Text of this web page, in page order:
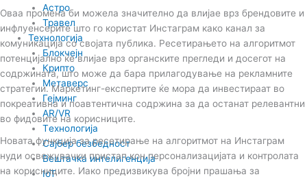
Астро
Травел
Технологија
Блокчејн
Крипто
Метаверс
Гејминг
AR/VR
Tехнологија
Сајбер безбедност
Вештачка интелигенција
IoT
Оваа промена би можела значително да влијае врз брендовите и
инфлуенсерите што го користат Инстаграм како канал за
комуникација со својата публика. Ресетирањето на алгоритмот
потенцијално ќе влијае врз органските прегледи и досегот на
содржината, што може да бара прилагодување на рекламните
стратегии. Маркетинг-експертите ќе мора да инвестираат во
покреативна и поавтентична содржина за да останат релевантни
во фидовите на корисниците.
Новата функција за ресетирање на алгоритмот на Инстаграм
нуди освежувачки пристап кон персонализацијата и контролата
на корисниците. Иако предизвикува бројни прашања за